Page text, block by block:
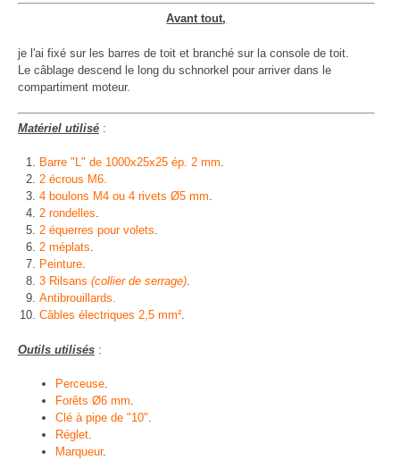
Avant tout,
je l'ai fixé sur les barres de toit et branché sur la console de toit.
Le câblage descend le long du schnorkel pour arriver dans le
compartiment moteur.
Matériel utilisé :
Barre "L" de 1000x25x25 ép. 2 mm.
2 écrous M6.
4 boulons M4 ou 4 rivets Ø5 mm.
2 rondelles.
2 équerres pour volets.
2 méplats.
Peinture.
3 Rilsans (collier de serrage).
Antibrouillards.
Câbles électriques 2,5 mm².
Outils utilisés :
Perceuse
Forêts Ø6 mm
Clé à pipe de "10"
Réglet
Marqueur.